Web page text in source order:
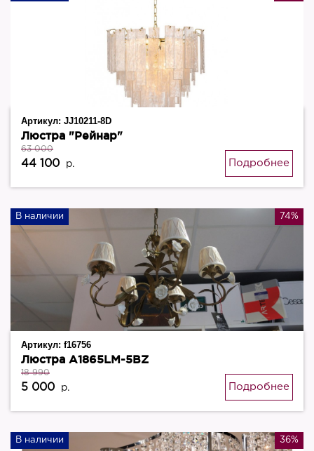
Артикул: JJ10211-8D
Люстра "Рейнар"
63 000
44 100 р. Подробнее
В наличии 74%
Артикул: f16756
Люстра A1865LM-5BZ
18 990
5 000 р. Подробнее
В наличии 36%